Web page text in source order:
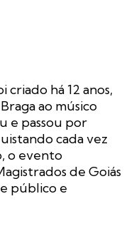
criado há 12 anos,
ao músico
e passou por
cada vez
o evento
de Goiás
público e